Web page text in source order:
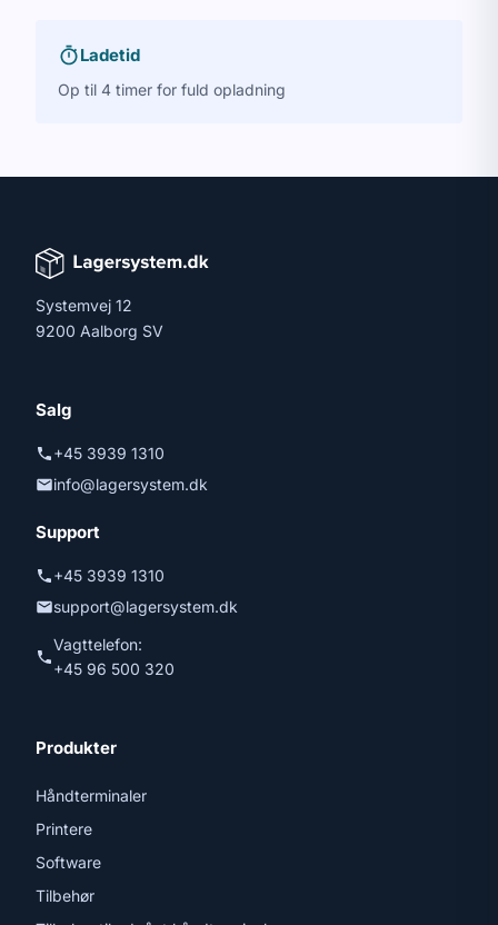
Ladetid
Op til 4 timer for fuld opladning
Systemvej 12
9200 Aalborg SV
Salg
+45 3939 1310
info@lagersystem.dk
Support
+45 3939 1310
support@lagersystem.dk
Vagttelefon:
+45 96 500 320
Produkter
Håndterminaler
Printere
Software
Tilbehør